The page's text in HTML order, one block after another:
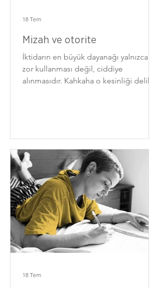
Mizah ve otorite
İktidarın en büyük dayanağı yalnızca
zor kullanması değil, ciddiye
alınmasıdır. Kahkaha o kesinliği delik
18 Tem
18 Tem